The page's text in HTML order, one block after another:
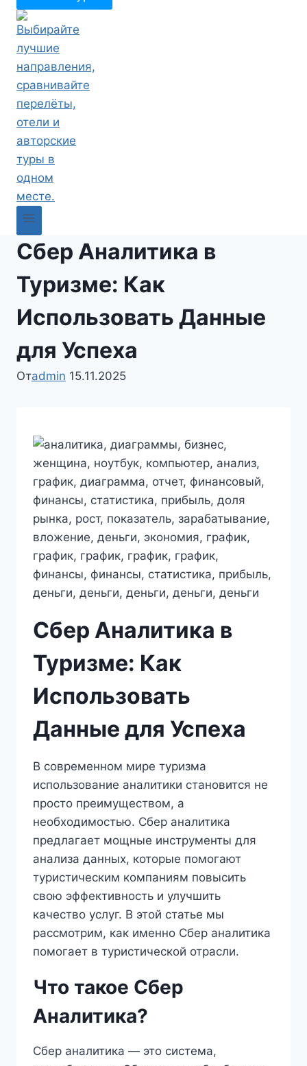
Сбер Аналитика в
Туризме: Как
Использовать Данные
для Успеха
Отadmin 15.11.2025
Сбер Аналитика в
Туризме: Как
Использовать
Данные для Успеха
В современном мире туризма
использование аналитики становится не
просто преимуществом, а
необходимостью. Сбер аналитика
предлагает мощные инструменты для
анализа данных, которые помогают
туристическим компаниям повысить
свою эффективность и улучшить
качество услуг. В этой статье мы
рассмотрим, как именно Сбер аналитика
помогает в туристической отрасли.
Что такое Сбер
Аналитика?
Сбер аналитика — это система,